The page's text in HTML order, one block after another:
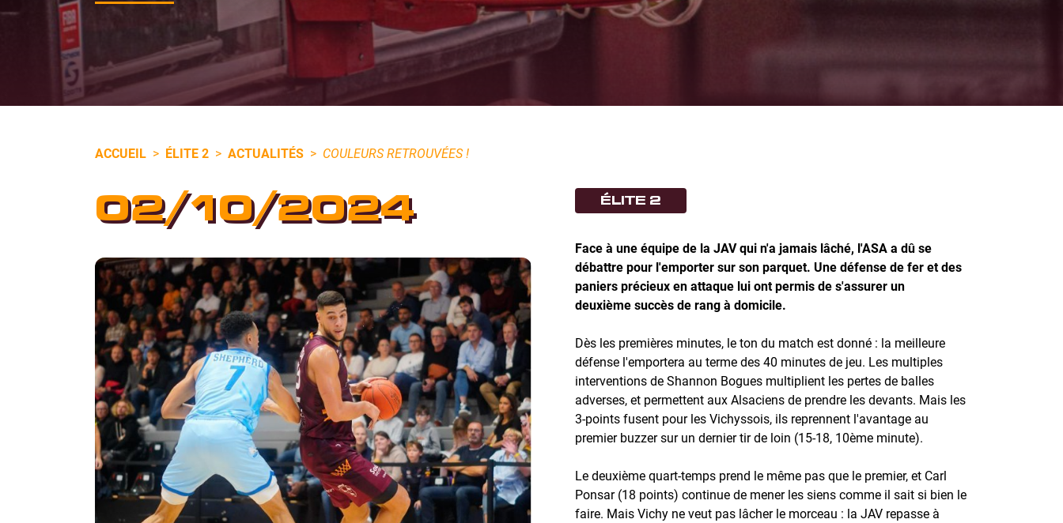
ACCUEIL > ÉLITE 2 > ACTUALITÉS > COULEURS RETROUVÉES !
02/10/2024 ÉLITE 2
Face à une équipe de la JAV qui n'a jamais lâché, l'ASA a dû se
débattre pour l'emporter sur son parquet. Une défense de fer et des
paniers précieux en attaque lui ont permis de s'assurer un
deuxième succès de rang à domicile.
Dès les premières minutes, le ton du match est donné : la meilleure
défense l'emportera au terme des 40 minutes de jeu. Les multiples
interventions de Shannon Bogues multiplient les pertes de balles
adverses, et permettent aux Alsaciens de prendre les devants. Mais les
3-points fusent pour les Vichyssois, ils reprennent l'avantage au
premier buzzer sur un dernier tir de loin (15-18, 10ème minute).
Le deuxième quart-temps prend le même pas que le premier, et Carl
Ponsar (18 points) continue de mener les siens comme il sait si bien le
faire. Mais Vichy ne veut pas lâcher le morceau : la JAV repasse à